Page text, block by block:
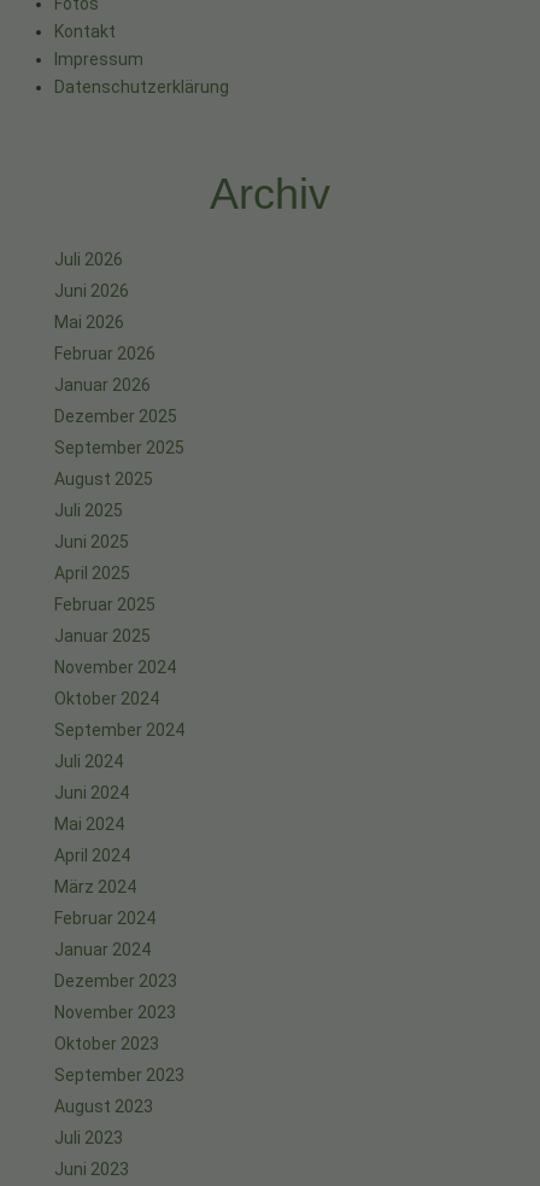
Kontakt
Impressum
Datenschutzerklärung
Archiv
Juli 2026
Juni 2026
Mai 2026
Februar 2026
Januar 2026
Dezember 2025
September 2025
August 2025
Juli 2025
Juni 2025
April 2025
Februar 2025
Januar 2025
November 2024
Oktober 2024
September 2024
Juli 2024
Juni 2024
Mai 2024
April 2024
März 2024
Februar 2024
Januar 2024
Dezember 2023
November 2023
Oktober 2023
September 2023
August 2023
Juli 2023
Juni 2023